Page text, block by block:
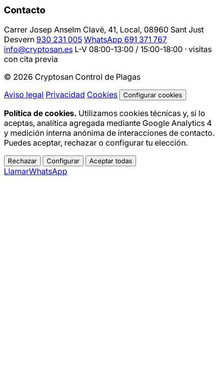
Contacto
Carrer Josep Anselm Clavé, 41, Local, 08960 Sant Just
Desvern 930 231 005 WhatsApp 691 371 767
info@cryptosan.es L-V 08:00-13:00 / 15:00-18:00 · visitas
con cita previa
© 2026 Cryptosan Control de Plagas
Aviso legal Privacidad Cookies Configurar cookies
Política de cookies. Utilizamos cookies técnicas y, si lo
aceptas, analítica agregada mediante Google Analytics 4
y medición interna anónima de interacciones de contacto.
Puedes aceptar, rechazar o configurar tu elección.
Rechazar Configurar Aceptar todas
LlamarWhatsApp